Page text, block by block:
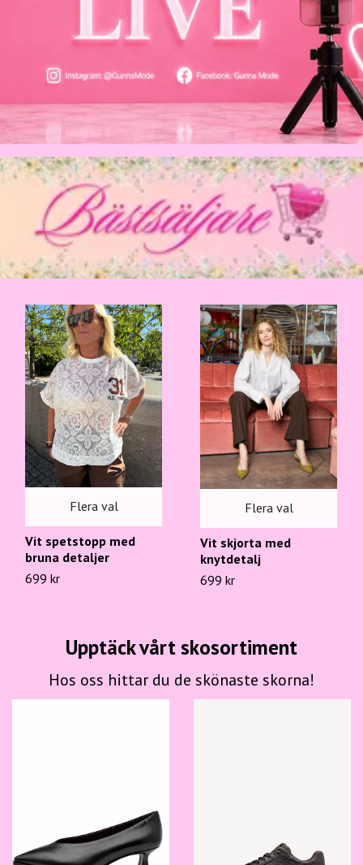
Flera val
Vit spetstopp med
bruna detaljer
699 kr
Flera val
Vit skjorta med
knytdetalj
699 kr
Upptäck vårt skosortiment
Hos oss hittar du de skönaste skorna!